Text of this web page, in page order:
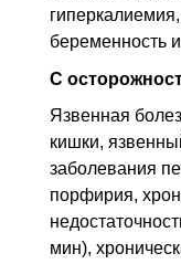
гиперкалиемия,
беременность
С
Язвенная
кишки,
заболевания
порфирия,
мин),